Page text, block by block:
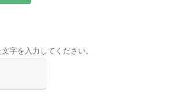
字を入力してください。